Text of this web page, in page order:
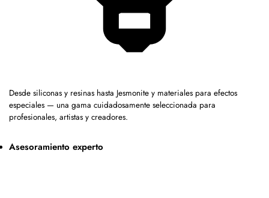
Desde siliconas y resinas hasta Jesmonite y materiales para efectos
especiales — una gama cuidadosamente seleccionada para
profesionales, artistas y creadores.
Asesoramiento experto